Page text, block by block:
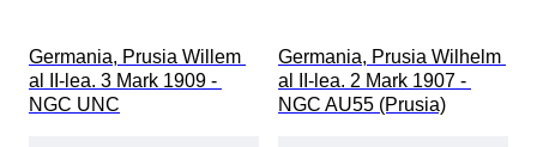
Germania, Prusia Willem
al II-lea. 3 Mark 1909 -
NGC UNC
Germania, Prusia Wilhelm
al II-lea. 2 Mark 1907 -
NGC AU55 (Prusia)